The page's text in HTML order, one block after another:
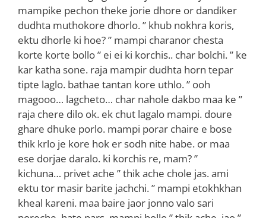
mampike pechon theke jorie dhore or dandiker
dudhta muthokore dhorlo. ” khub nokhra koris,
ektu dhorle ki hoe? ” mampi charanor chesta
korte korte bollo ” ei ei ki korchis.. char bolchi. ” ke
kar katha sone. raja mampir dudhta horn tepar
tipte laglo. bathae tantan kore uthlo. ” ooh
magooo… lagcheto… char nahole dakbo maa ke ”
raja chere dilo ok. ek chut lagalo mampi. doure
ghare dhuke porlo. mampi porar chaire e bose
thik krlo je kore hok er sodh nite habe. or maa
ese dorjae daralo. ki korchis re, mam? ”
kichuna… privet ache ” thik ache chole jas. ami
ektu tor masir barite jachchi. ” mampi etokhkhan
kheal kareni. maa baire jaor jonno valo sari